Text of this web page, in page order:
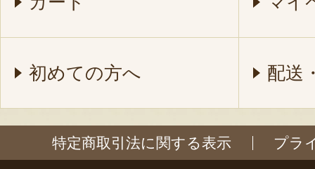
初めての方へ 配送
特定商取引法に関する表示 プラ